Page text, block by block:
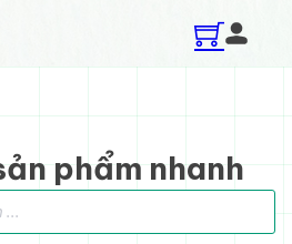
phẩm nhanh